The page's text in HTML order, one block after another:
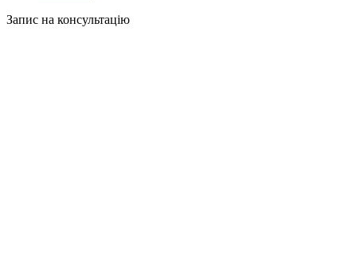
Запис на консультацію